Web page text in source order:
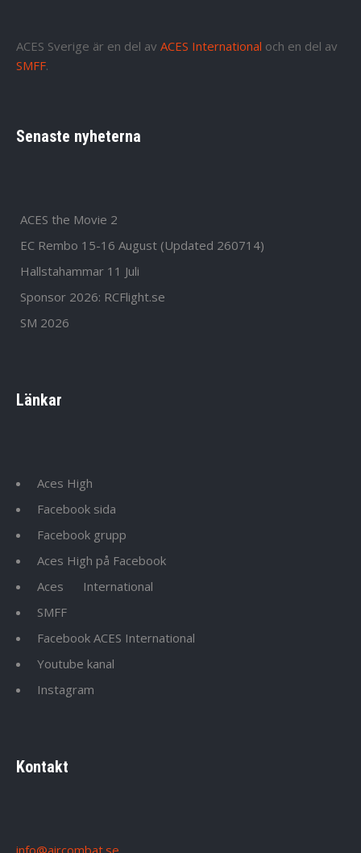
ACES Sverige är en del av ACES International och en del av
SMFF.
Senaste nyheterna
ACES the Movie 2
EC Rembo 15-16 August (Updated 260714)
Hallstahammar 11 Juli
Sponsor 2026: RCFlight.se
SM 2026
Länkar
Aces High
Facebook sida
Facebook grupp
Aces High på Facebook
Aces
International
SMFF
Facebook ACES International
Youtube kanal
Instagram
Kontakt
info@aircombat.se